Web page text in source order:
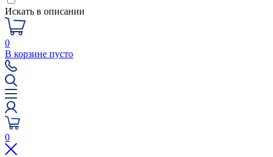
Искать в описании
0
В корзине пусто
0